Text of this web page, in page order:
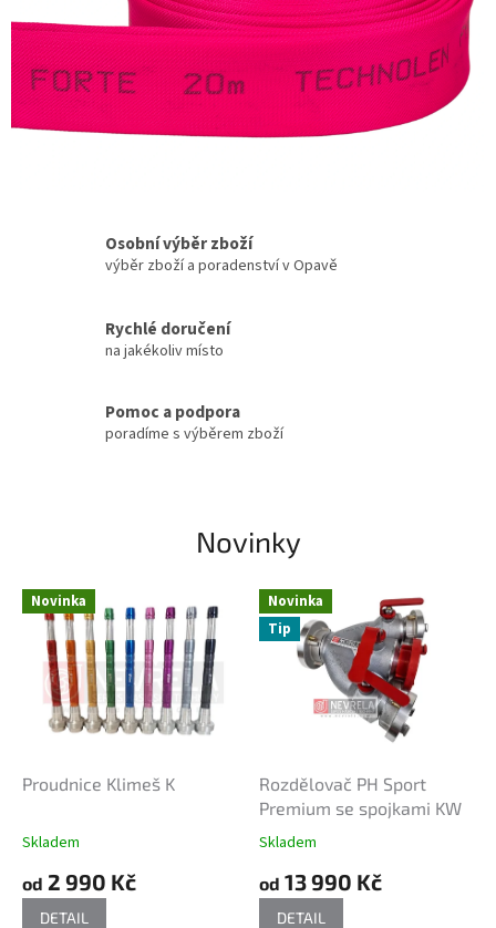
P
O
Ž
Á
A
A
Á
Ř
Osobní výběr zboží
výběr zboží a poradenství v Opavě
Rychlé doručení
na jakékoliv místo
Pomoc a podpora
poradíme s výběrem zboží
Novinky
Novinka
Proudnice Klimeš K
Skladem
od 2 990 Kč
DETAIL
Novinka
Tip
Rozdělovač PH Sport
Premium se spojkami KW
Skladem
od 13 990 Kč
DETAIL